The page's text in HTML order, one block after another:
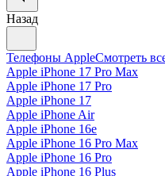
Назад
Телефоны AppleСмотреть
Apple iPhone 17 Pro Max
Apple iPhone 17 Pro
Apple iPhone 17
Apple iPhone Air
Apple iPhone 16e
Apple iPhone 16 Pro Max
Apple iPhone 16 Pro
Apple iPhone 16 Plus